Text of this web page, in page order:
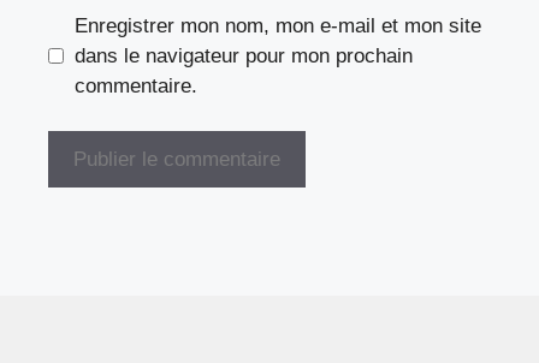
Enregistrer mon nom, mon e-mail et mon site
dans le navigateur pour mon prochain
commentaire.